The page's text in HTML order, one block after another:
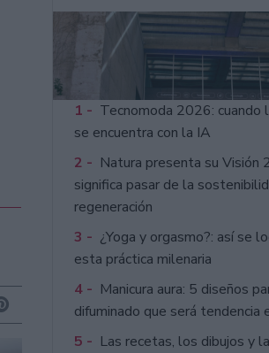
1 - Tecnomoda 2026: cuando
se encuentra con la IA
2 - Natura presenta su
significa pasar de la
regeneración
3 - ¿Yoga y orgasmo?: así se
esta práctica milenaria
4 - Manicura aura: 5 diseños
difuminado que será tendencia
5 - Las recetas, los dibujos y